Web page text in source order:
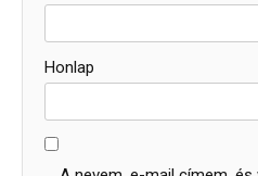
Honlap